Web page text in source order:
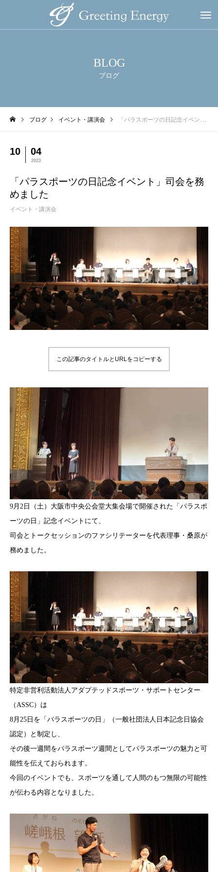
BLOG
ブログ
ブログ イベント・講演会 「パラスポーツの日記念イベント」司会を務めました
10 04
2023
「パラスポーツの日記念イベント」司会を務
めました
イベント・講演会
この記事のタイトルとURLをコピーする
9月2日（土）大阪市中央公会堂大集会場で開催された「パラスポ
ーツの日」記念イベントにて、
司会とトークセッションのファシリテーターを代表理事・桑原が
務めました。
特定非営利活動法人アダプテッドスポーツ・サポートセンター
（ASSC）は
8月25日を「パラスポーツの日」（一般社団法人日本記念日協会
認定）と制定し、
その後一週間をパラスポーツ週間としてパラスポーツの魅力と可
能性を伝えておられます。
今回のイベントでも、スポーツを通して人間のもつ無限の可能性
が伝わる内容となりました。